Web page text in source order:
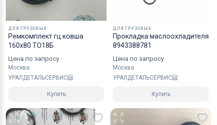
хрупких грузов.
Коробки оптимального размера и с
надежным уровнем защиты.
мероприятия по оформлению документов и
перевозке вашего заказа в любой регион РФ, в
ДЛЯ ГРУЗОВЫХ
Ремкомплект гц ковша
160х80 ТО18Б
Цена по запросу
Москва
УРАЛДЕТАЛЬСЕРВИС
Купить
ДЛЯ ГРУЗОВЫХ
Прокладка маслоохладителя
8943388781
Цена по запросу
Москва
УРАЛДЕТАЛЬСЕРВИС
Купить